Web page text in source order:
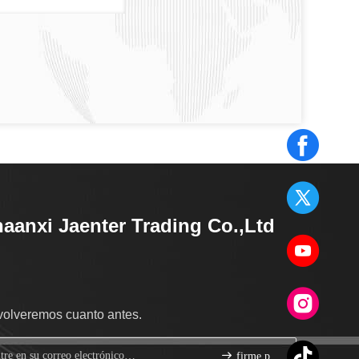
Jaenter Trading Co.,Ltd
cuanto antes.
firme para arriba